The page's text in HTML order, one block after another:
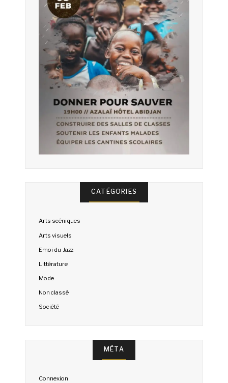
CATÉGORIES
Arts scéniques
Arts visuels
Emoi du Jazz
Littérature
Mode
Non classé
Société
MÉTA
Connexion